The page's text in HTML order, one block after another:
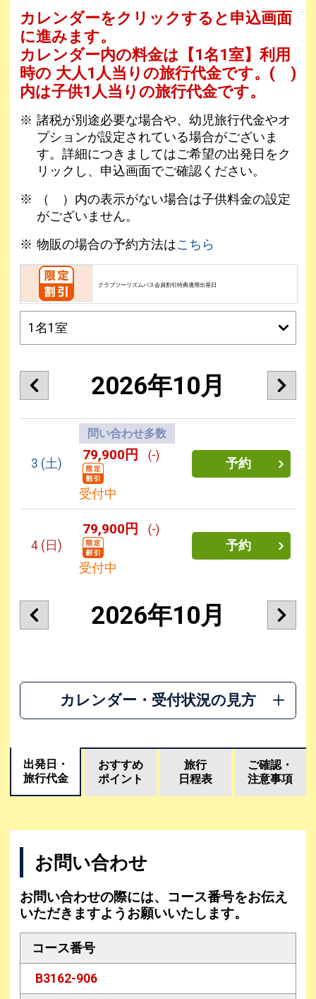
カレンダーをクリックすると申込画面
に進みます。
カレンダー内の料金は 【1名1室】利用
時の 大人1人当りの旅行代金です。 ( )
内は子供1人当りの旅行代金です。
諸税が別途必要な場合や、幼児旅行代金やオ
プションが設定されている場合がございま
す。詳細につきましてはご希望の出発日をク
リックし、申込画面でご確認ください。
（ ）内の表示がない場合は子供料金の設定
がございません。
物販の場合の予約方法はこちら
クラブツーリズムパス会員割引特典適用出発日
2026年10月
3 (土)
問い合わせ多数
79,900円 (-)
受付中
予約
4 (日)
79,900円 (-)
受付中
予約
2026年10月
カレンダー・受付状況の見方
出発日・
旅行代金
おすすめ
ポイント
旅行
日程表
ご確認・
注意事項
お問い合わせ
お問い合わせの際には、コース番号をお伝え
いただきますようお願いいたします。
コース番号
B3162-906